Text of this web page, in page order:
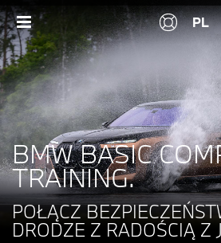
PL
BMW BASIC
TRAINING.
POŁĄCZ
DRODZE Z RADOŚCIĄ Z